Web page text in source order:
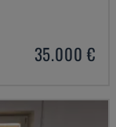
35.000 €